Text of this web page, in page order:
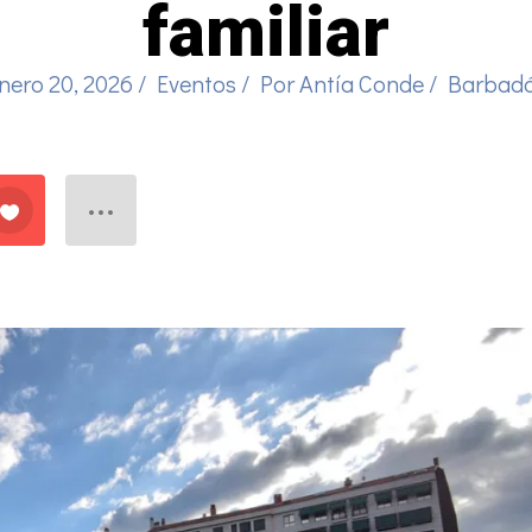
familiar
20, 2026 / Eventos / PorAntía Conde/